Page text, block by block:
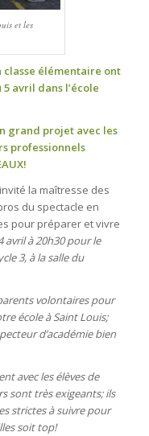
et les
classe élémentaire ont
avril dans l’école
grand projet avec les
professionnels
la maîtresse des
du spectacle en
pour préparer et vivre
avril à 20h30 pour le
3, à la salle du
volontaires pour
école à Saint Louis;
d’académie bien
avec les élèves de
sont très exigeants; ils
strictes à suivre pour
soit top!